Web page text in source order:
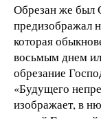
Обрезан же был
предизображал
которая
восьмым днем
обрезание
«Будущего
изображает, в